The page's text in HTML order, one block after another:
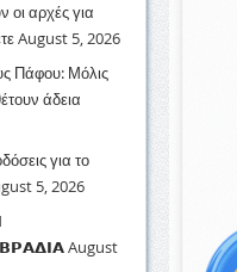
οι αρχές για
August 5, 2026
Πάφου: Μόλις
άδεια
για το
5, 2026
August